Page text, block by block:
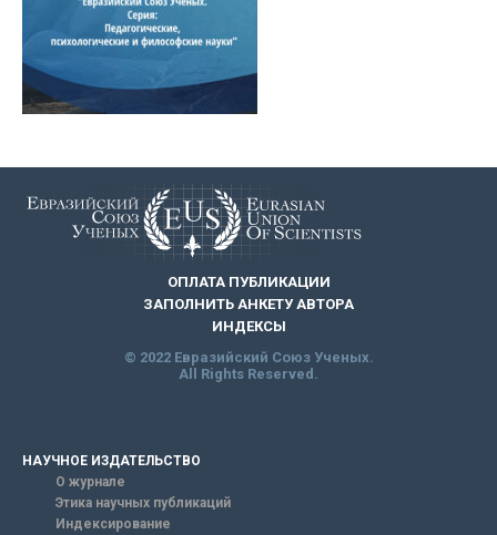
ОПЛАТА ПУБЛИКАЦИИ
ЗАПОЛНИТЬ АНКЕТУ АВТОРА
ИНДЕКСЫ
© 2022 Евразийский Союз Ученых.
All Rights Reserved.
НАУЧНОЕ ИЗДАТЕЛЬСТВО
О журнале
Этика научных публикаций
Индексирование